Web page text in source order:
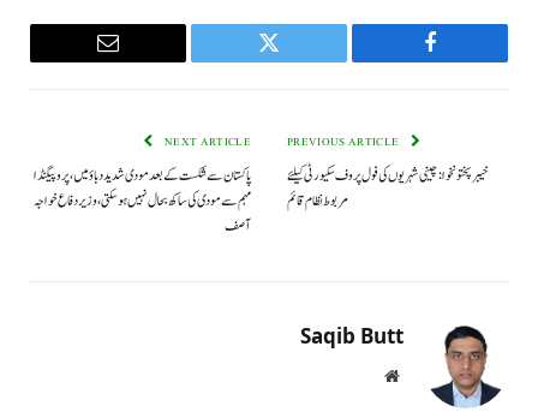
Facebook
Twitter
Email
خیبرپختونخوا: چینی شہریوں کی فول پروف سکیورٹی کیلئے
مربوط نظام قائم
NEXT ARTICLE
پاکستان سے شکست کے بعد مودی شدید دباؤ میں، پروپیگنڈا
مہم سے مودی کی ساکھ بحال نہیں ہو سکتی، وزیردفاع خواجہ
آصف
Saqib Butt
Website